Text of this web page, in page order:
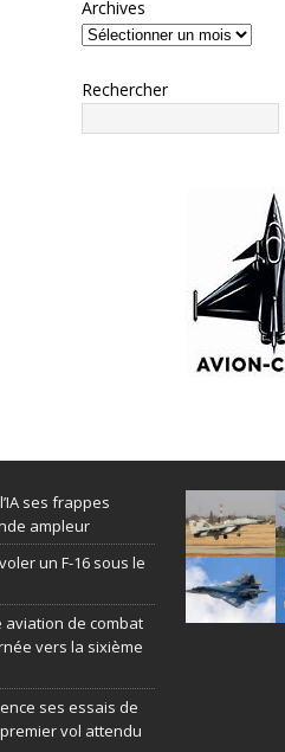
Archives
Rechercher
ses frappes
ampleur
un F-16 sous le
aviation de combat
vers la sixième
ses essais de
vol attendu